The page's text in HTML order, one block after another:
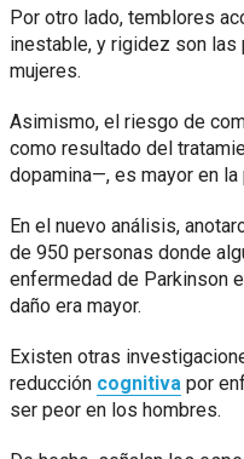
Por otro lado, temblores
inestable, y rigidez son
mujeres.
Asimismo, el riesgo de
como resultado del
dopamina—, es mayor en
En el nuevo análisis,
de 950 personas donde
enfermedad de Parkinson
daño era mayor.
Existen otras
reducción cognitiva por
ser peor en los hombres.